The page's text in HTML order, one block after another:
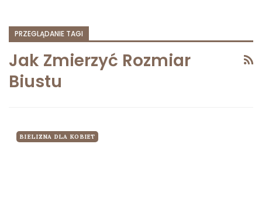
PRZEGLĄDANIE TAGI
Jak Zmierzyć Rozmiar
Biustu
BIELIZNA DLA KOBIET